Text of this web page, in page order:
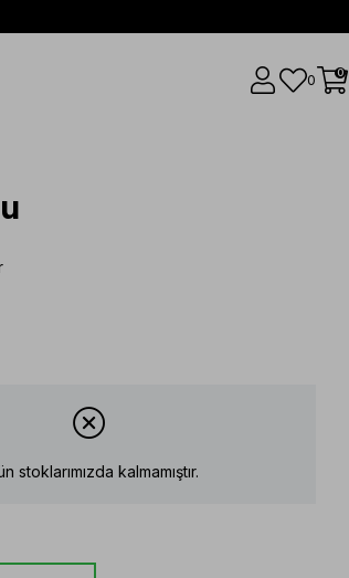
0 0
stoklarımızda kalmamıştır.